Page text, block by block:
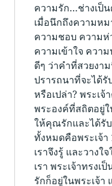
ความรัก…ช่างเป็
เมื่อนึกถึงความห
ความชอบ ความห่
ความเข้าใจ ควา
ดีๆ ว่าคำที่สวยงา
ปรารถนาที่จะได้
หรือเปล่า? พระเ
พระองค์ที่สถิตอยู่
ให้คุณรักและได้รั
ทั้งหมดคือพระเจ้า
เราจึงรู้ และวาง
เรา พระเจ้าทรง
รักก็อยู่ในพระเจ้า